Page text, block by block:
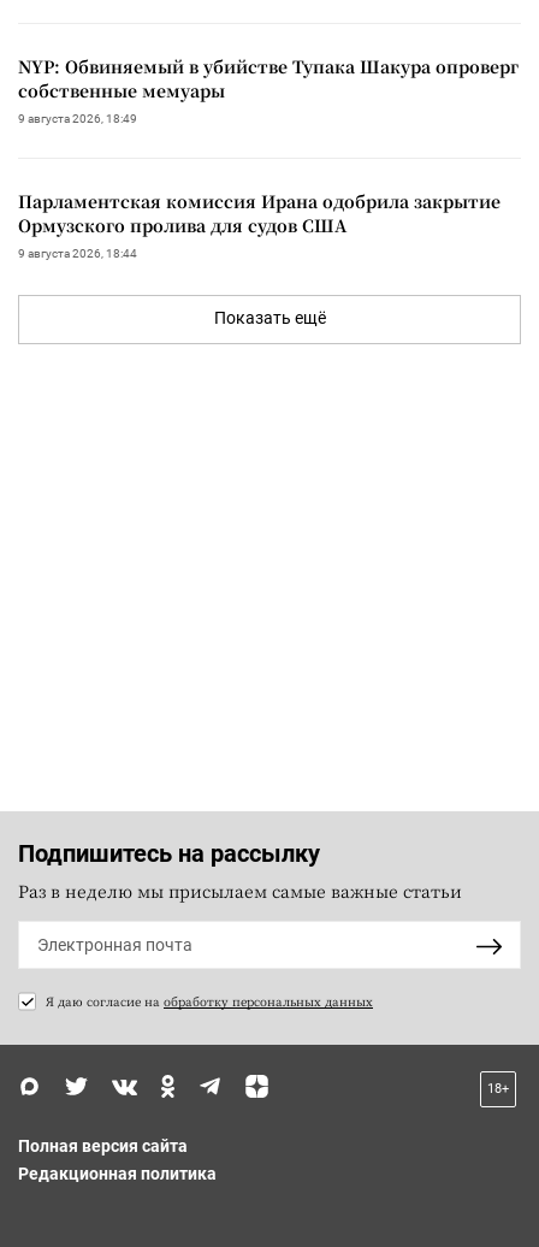
NYP: Обвиняемый в убийстве Тупака Шакура опроверг
собственные мемуары
9 августа 2026, 18:49
Парламентская комиссия Ирана одобрила закрытие
Ормузского пролива для судов США
9 августа 2026, 18:44
Показать ещё
Подпишитесь на рассылку
Раз в неделю мы присылаем самые важные статьи
Я даю согласие на обработку персональных данных
18+
Полная версия сайта
Редакционная политика